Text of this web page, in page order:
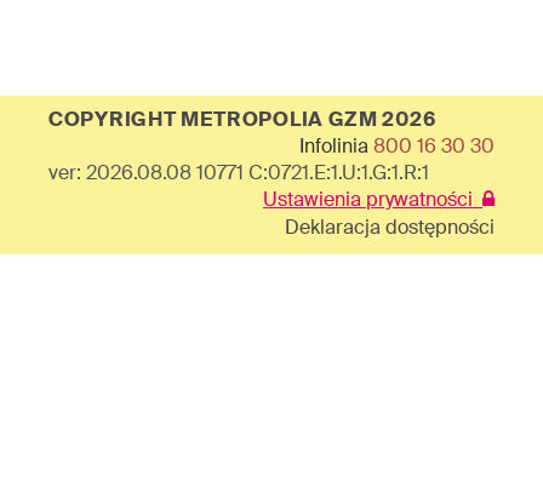
COPYRIGHT METROPOLIA GZM 2026
Infolinia 800 16 30 30
ver: 2026.08.08 10771 C:0721.E:1.U:1.G:1.R:1
Ustawienia prywatności
Deklaracja dostępności